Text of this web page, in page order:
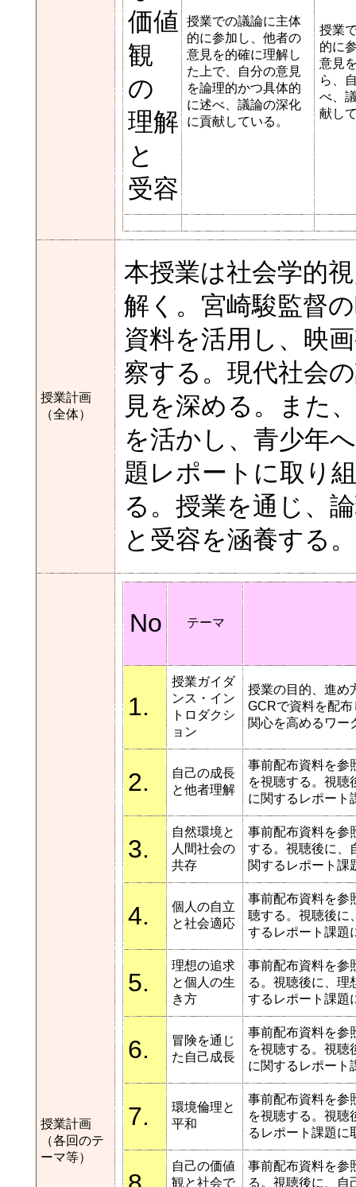
価値
観
の
理解
と
受容
授業での議論に主体
的に参加し、他者の
意見を的確に理解し
た上で、自分の意見
を論理的かつ具体的
に述べ、議論の深化
に貢献している。
授業
的に
意見
ら、
べ、
献し
授業計画
（全体）
本授業は社会学的
解く。宮崎駿監督
資料を活用し、映
察する。現代社会
見を深める。また
を活かし、青少年
題レポートに取り
る。授業を通じ、
と受容を涵養する。
授業計画
（各回のテ
ーマ等）
No テーマ
1.
授業ガイダ
ンス・イン
トロダクシ
ョン
授業の目的、進め
GCRで資料を配
関心を高めるワー
2.
自己の成長
と他者理解
事前配布資料を参
を視聴する。視聴
に関するレポート
3.
自然環境と
人間社会の
共存
事前配布資料を参
する。視聴後に、
関するレポート課
4.
個人の自立
と社会適応
事前配布資料を参
聴する。視聴後に
するレポート課題
5.
理想の追求
と個人の生
き方
事前配布資料を参
る。視聴後に、理
するレポート課題
6.
冒険を通じ
た自己成長
事前配布資料を参
を視聴する。視聴
に関するレポート
7.
環境倫理と
平和
事前配布資料を参
を視聴する。視聴
るレポート課題に
自己の価値
観と社会で
事前配布資料を参
る。視聴後に、自